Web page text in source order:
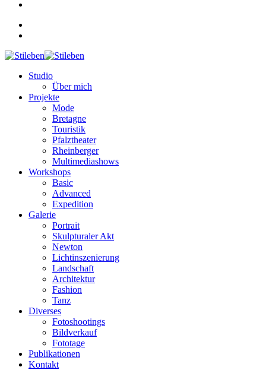
Studio
Über mich
Projekte
Mode
Bretagne
Touristik
Pfalztheater
Rheinberger
Multimediashows
Workshops
Basic
Advanced
Expedition
Galerie
Portrait
Skulpturaler Akt
Newton
Lichtinszenierung
Landschaft
Architektur
Fashion
Tanz
Diverses
Fotoshootings
Bildverkauf
Fototage
Publikationen
Kontakt